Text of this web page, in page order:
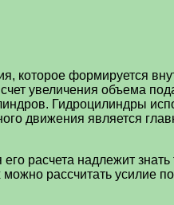
которое формируется
увеличения объема
Гидроцилиндры
движения является
расчета надлежит знать
рассчитать усилие